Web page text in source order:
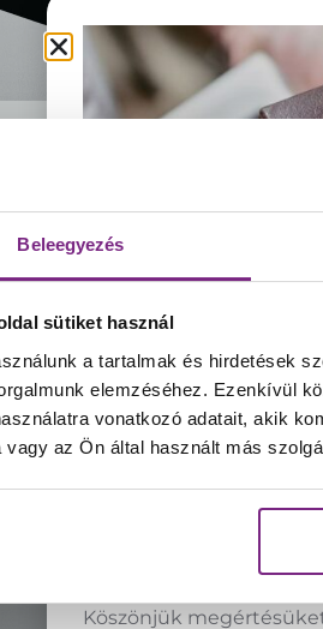
Beleegyezés
sütiket használ
a tartalmak és hirdetések
elemzéséhez. Ezenkívül
vonatkozó adatait, akik
vagy az Ön által használt más
-
☀️Kedves Vásárlóink!
A rendkívüli meleg
kiszállítását
jussanak el Önökhöz.
Amint a hőmérséklet
csokoládéink újra
Köszönjük